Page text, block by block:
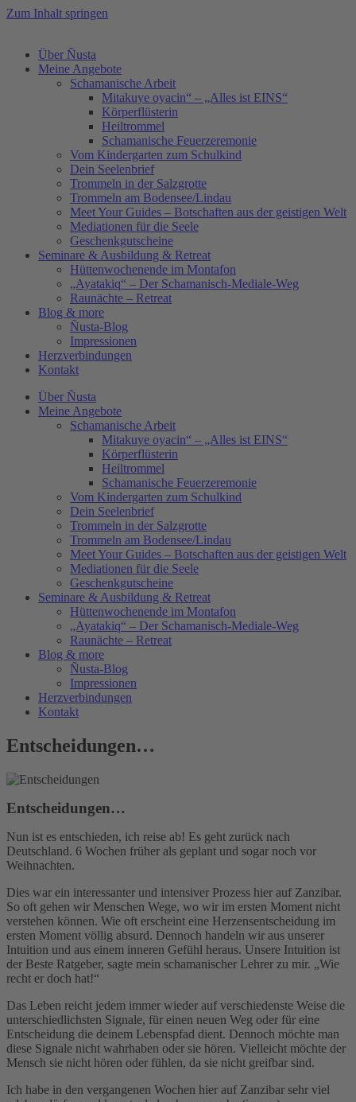
Zum Inhalt springen
Über Ñusta
Meine Angebote
Schamanische Arbeit
Mitakuye oyacin“ – „Alles ist EINS“
Körperflüsterin
Heiltrommel
Schamanische Feuerzeremonie
Vom Kindergarten zum Schulkind
Dein Seelenbrief
Trommeln in der Salzgrotte
Trommeln am Bodensee/Lindau
Meet Your Guides – Botschaften aus der geistigen Welt
Mediationen für die Seele
Geschenkgutscheine
Seminare & Ausbildung & Retreat
Hüttenwochenende im Montafon
„Ayatakiq“ – Der Schamanisch-Mediale-Weg
Raunächte – Retreat
Blog & more
Ñusta-Blog
Impressionen
Herzverbindungen
Kontakt
Über Ñusta
Meine Angebote
Schamanische Arbeit
Mitakuye oyacin“ – „Alles ist EINS“
Körperflüsterin
Heiltrommel
Schamanische Feuerzeremonie
Vom Kindergarten zum Schulkind
Dein Seelenbrief
Trommeln in der Salzgrotte
Trommeln am Bodensee/Lindau
Meet Your Guides – Botschaften aus der geistigen Welt
Mediationen für die Seele
Geschenkgutscheine
Seminare & Ausbildung & Retreat
Hüttenwochenende im Montafon
„Ayatakiq“ – Der Schamanisch-Mediale-Weg
Raunächte – Retreat
Blog & more
Ñusta-Blog
Impressionen
Herzverbindungen
Kontakt
Entscheidungen…
Entscheidungen…
Nun ist es entschieden, ich reise ab! Es geht zurück nach
Deutschland. 6 Wochen früher als geplant und sogar noch vor
Weihnachten.
Dies war ein interessanter und intensiver Prozess hier auf Zanzibar.
So oft gehen wir Menschen Wege, wo wir im ersten Moment nicht
verstehen können. Wie oft erscheint eine Herzensentscheidung im
ersten Moment völlig absurd. Dennoch handeln wir aus unserer
Intuition und aus einem inneren Gefühl heraus. Unsere Intuition ist
der Beste Ratgeber, sagte mein schamanischer Lehrer zu mir. „Wie
recht er doch hat!“
Das Leben reicht jedem immer wieder auf verschiedenste Weise die
unterschiedlichsten Signale, für einen neuen Weg oder für eine
Entscheidung die deinem Lebenspfad dient. Dennoch möchte man
diese Signale nicht wahrhaben oder sie hören. Vielleicht möchte der
Mensch sie nicht hören oder fühlen, da sie nicht greifbar sind.
Ich habe in den vergangenen Wochen hier auf Zanzibar sehr viel